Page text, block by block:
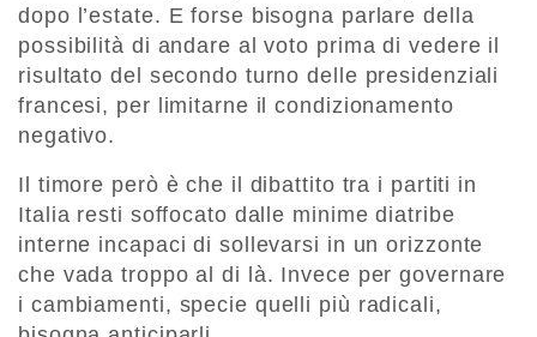
dopo l’estate. E forse bisogna parlare della
possibilità di andare al voto prima di vedere il
risultato del secondo turno delle presidenziali
francesi, per limitarne il condizionamento
negativo.
Il timore però è che il dibattito tra i partiti in
Italia resti soffocato dalle minime diatribe
interne incapaci di sollevarsi in un orizzonte
che vada troppo al di là. Invece per governare
i cambiamenti, specie quelli più radicali,